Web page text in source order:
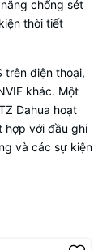
chống sét
thời tiết
trên điện thoại,
khác. Một
Dahua hoạt
hợp với đầu ghi
và các sự kiện